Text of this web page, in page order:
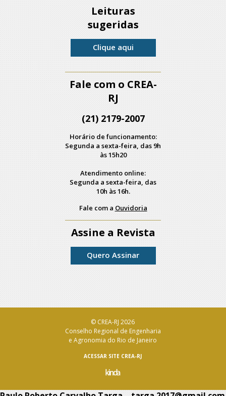
Leituras
sugeridas
Clique aqui
Fale com o CREA-
RJ
(21) 2179-2007
Horário de funcionamento:
Segunda a sexta-feira, das 9h
às 15h20
Atendimento online:
Segunda a sexta-feira, das
10h às 16h.
Fale com a Ouvidoria
Assine a Revista
Quero Assinar
© CREA-RJ 2026
Conselho Regional de Engenharia
e Agronomia do Rio de Janeiro
ACESSAR SITE CREA-RJ